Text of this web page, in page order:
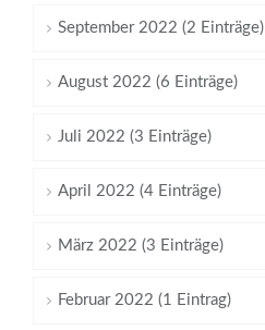
September 2022 (2 Einträge)
August 2022 (6 Einträge)
Juli 2022 (3 Einträge)
April 2022 (4 Einträge)
März 2022 (3 Einträge)
Februar 2022 (1 Eintrag)